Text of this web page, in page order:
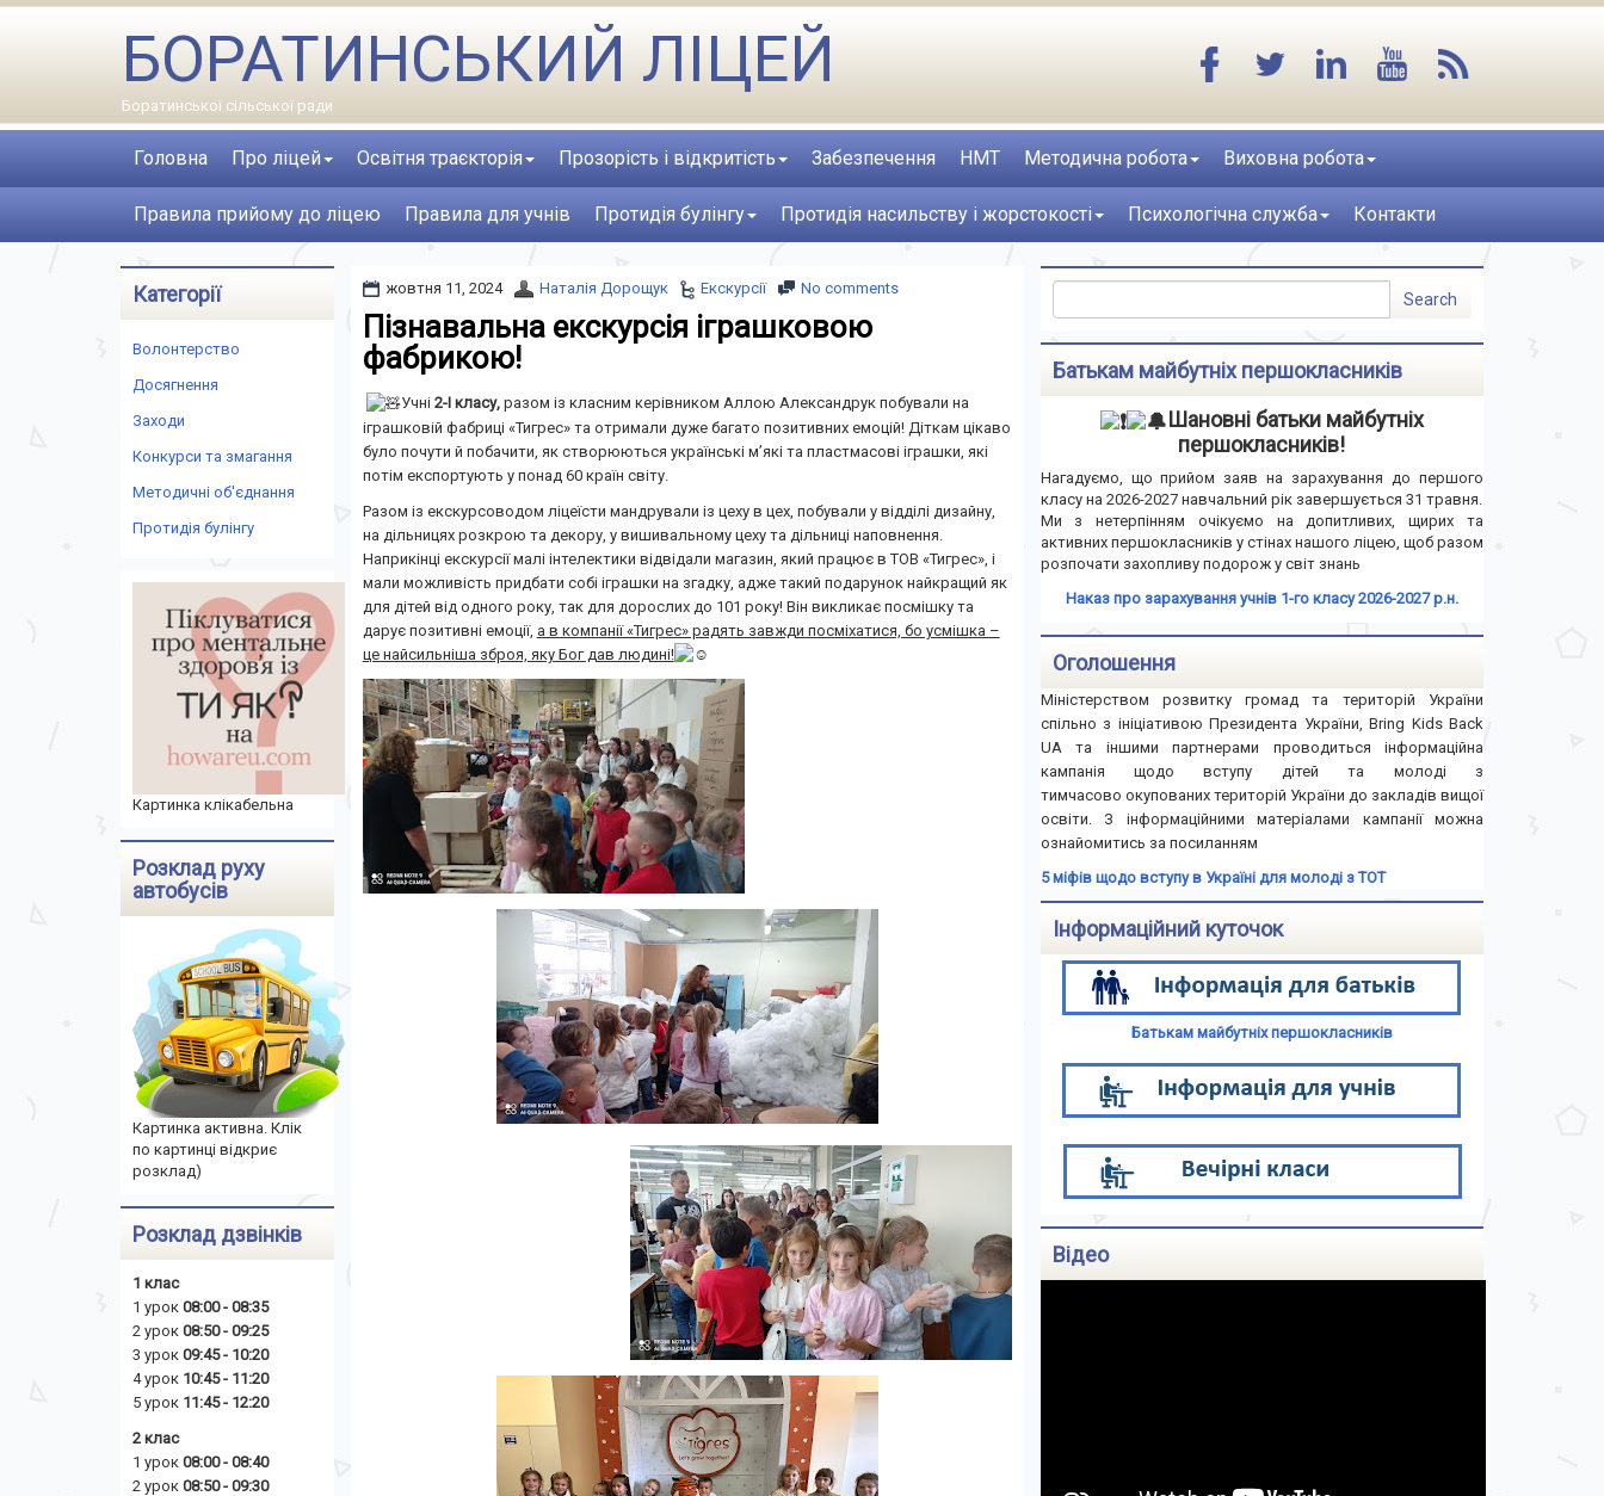
БОРАТИНСЬКИЙ ЛІЦЕЙ
Боратинської сільської ради
Головна Про ліцей Освітня траєкторія Прозорість і відкритість Забезпечення НМТ Методична робота Виховна робота
Правила прийому до ліцею Правила для учнів Протидія булінгу Протидія насильству і жорстокості Психологічна служба Контакти
жовтня 11, 2024 Наталія Дорощук Екскурсії No comments
Пізнавальна екскурсія іграшковою
фабрикою!
Учні 2-І класу, разом із класним керівником Аллою Александрук побували на
іграшковій фабриці «Тигрес» та отримали дуже багато позитивних емоцій! Діткам цікаво
було почути й побачити, як створюються українські м’які та пластмасові іграшки, які
потім експортують у понад 60 країн світу.
Разом із екскурсоводом ліцеїсти мандрували із цеху в цех, побували у відділі дизайну,
на дільницях розкрою та декору, у вишивальному цеху та дільниці наповнення.
Наприкінці екскурсії малі інтелектики відвідали магазин, який працює в ТОВ «Тигрес», і
мали можливість придбати собі іграшки на згадку, адже такий подарунок найкращий як
для дітей від одного року, так для дорослих до 101 року! Він викликає посмішку та
дарує позитивні емоції, а в компанії «Тигрес» радять завжди посміхатися, бо усмішка –
це найсильніша зброя, яку Бог дав людині!
Категорії
Волонтерство
Досягнення
Заходи
Конкурси та змагання
Методичні об'єднання
Протидія булінгу
Картинка клікабельна
Розклад руху
автобусів
Картинка активна. Клік
по картинці відкриє
розклад)
Розклад дзвінків
1 клас
1 урок 08:00 - 08:35
2 урок 08:50 - 09:25
3 урок 09:45 - 10:20
4 урок 10:45 - 11:20
5 урок 11:45 - 12:20
2 клас
1 урок 08:00 - 08:40
2 урок 08:50 - 09:30
Батькам майбутніх першокласників
Шановні батьки майбутніх
першокласників!
Нагадуємо, що прийом заяв на зарахування до першого
класу на 2026-2027 навчальний рік завершується 31 травня.
Ми з нетерпінням очікуємо на допитливих, щирих та
активних першокласників у стінах нашого ліцею, щоб разом
розпочати захопливу подорож у світ знань
Наказ про зарахування учнів 1-го класу 2026-2027 р.н.
Оголошення
Міністерством розвитку громад та територій України
спільно з ініціативою Президента України, Bring Kids Back
UA та іншими партнерами проводиться інформаційна
кампанія щодо вступу дітей та молоді з
тимчасово окупованих територій України до закладів вищої
освіти. З інформаційними матеріалами кампанії можна
ознайомитись за посиланням
5 міфів щодо вступу в Україні для молоді з ТОТ
Інформаційний куточок
Батькам майбутніх першокласників
Відео